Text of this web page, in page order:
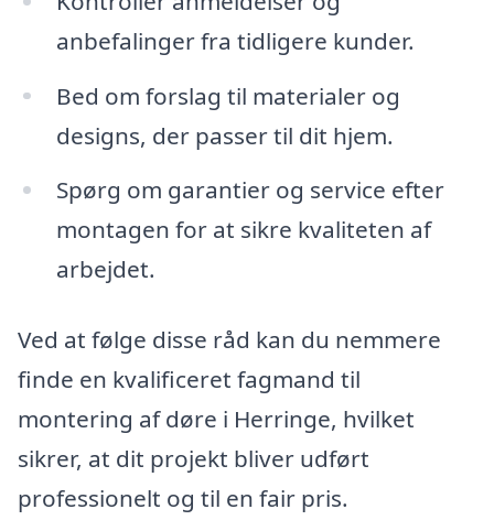
anbefalinger fra tidligere kunder.
Bed om forslag til materialer og
designs, der passer til dit hjem.
Spørg om garantier og service efter
montagen for at sikre kvaliteten af
arbejdet.
Ved at følge disse råd kan du nemmere
finde en kvalificeret fagmand til
montering af døre i Herringe, hvilket
sikrer, at dit projekt bliver udført
professionelt og til en fair pris.